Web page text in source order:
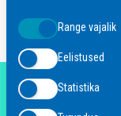
Range vajalik
Eelistused
Statistika